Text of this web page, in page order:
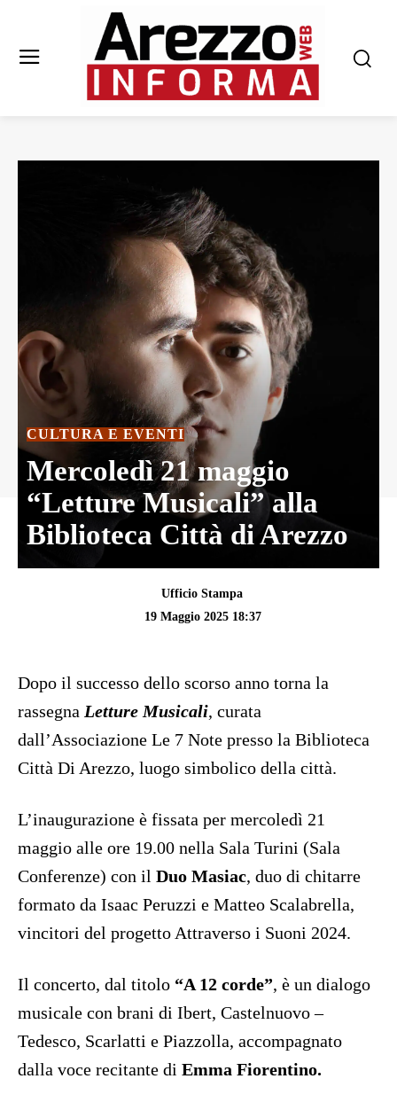
CULTURA E EVENTI
Mercoledì 21 maggio
“Letture Musicali” alla
Biblioteca Città di Arezzo
Ufficio Stampa
19 Maggio 2025 18:37
Dopo il successo dello scorso anno torna la
rassegna Letture Musicali, curata
dall’Associazione Le 7 Note presso la Biblioteca
Città Di Arezzo, luogo simbolico della città.
L’inaugurazione è fissata per mercoledì 21
maggio alle ore 19.00 nella Sala Turini (Sala
Conferenze) con il Duo Masiac, duo di chitarre
formato da Isaac Peruzzi e Matteo Scalabrella,
vincitori del progetto Attraverso i Suoni 2024.
Il concerto, dal titolo “A 12 corde”, è un dialogo
musicale con brani di Ibert, Castelnuovo –
Tedesco, Scarlatti e Piazzolla, accompagnato
dalla voce recitante di Emma Fiorentino.